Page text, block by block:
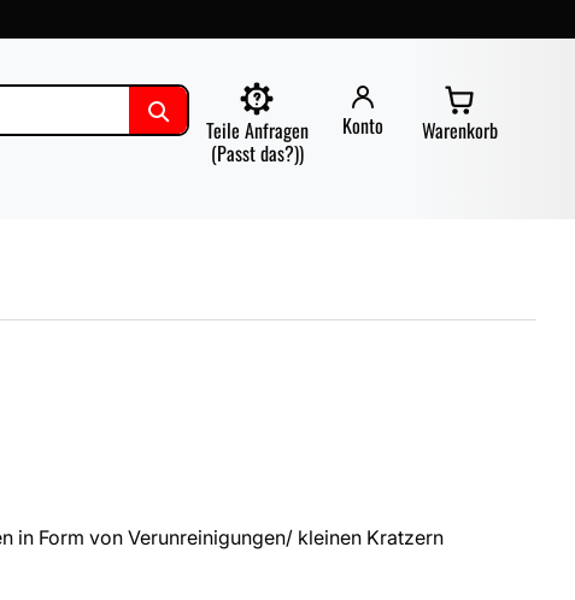
Teile Anfragen
(Passt das?))
Konto Warenkorb
in Form von Verunreinigungen/ kleinen Kratzern